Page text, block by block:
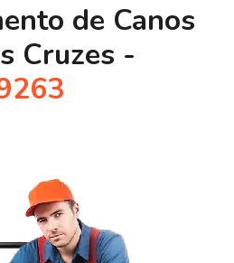
de Canos
Cruzes -